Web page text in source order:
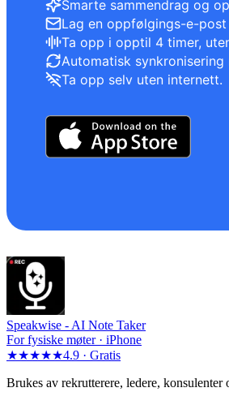
Smarte sammendrag og
Lag en oppfølgings-e-
Ta opp i opptil 4 timer,
Automatisk synkronisering
Ta opp selv uten internett.
Speakwise - AI Note Taker
For fysiske møter · iPhone
★★★★★4.9 · Gratis
Brukes av rekrutterere, ledere, konsulenter